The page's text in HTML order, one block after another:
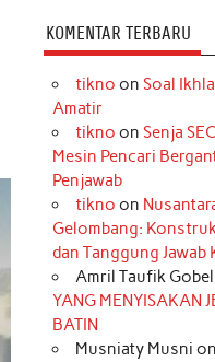
KOMENTAR TERBARU
tikno on Soal
Amatir
tikno on Senja
Mesin Pencari
Penjawab
tikno on
Gelombang:
dan Tanggung Jawab
Amril Taufik Gobel
YANG MENYISAKAN
BATIN
Musniaty Musni on